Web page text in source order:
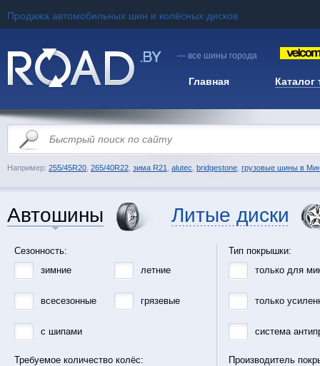
Продажа автомобильных шин и колёсных дисков
— все шины города
Главная Каталог
Например: 255/45R20 265/40R22 зима R21 alutec bridgestone грузовые шины в
Автошины Литые диски
Сезонность:
зимние
летние
всесезонные грязевые
с шипами
Требуемое количество колёс:
Тип покрышки:
только для
только
система
Производитель